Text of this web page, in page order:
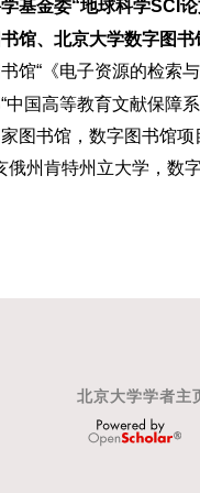
基金委“地球科学SCI
馆、北京大学数字图
馆“《电子资源的检索
国高等教育文献保障
图书馆，数字图书馆
俄州肯特州立大学，数
北京大学学者主